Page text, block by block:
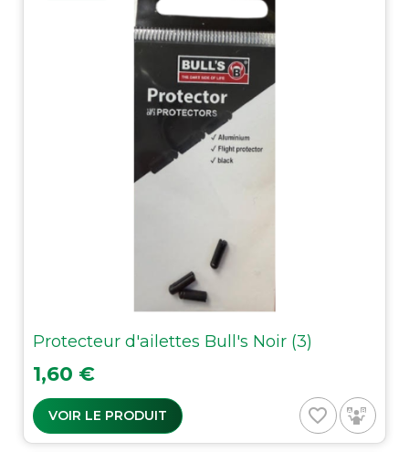
Protecteur d'ailettes Bull's Noir (3)
Prix
1,60 €
VOIR LE PRODUIT favorite_border